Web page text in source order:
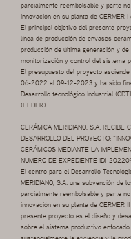
parcialmente reembolsable y parte
innovación en su planta de CERMER
El principal objetivo del presente
línea de producción de envases
producción de última generación y
monitorización y control del sistema
El presupuesto del proyecto
06-2022 al 09-12-2023 y ha sido
Desarrollo tecnológico Industrial
(FEDER).
CERÁMICA MERIDIANO, S.A. RECIBE
DESARROLLO DEL PROYECTO:
CERÁMICOS MEDIANTE LA
NUMERO DE EXPEDIENTE IDI-
El centro para el Desarrollo
MERIDIANO, S.A. una subvención de
parcialmente reembolsable y parte
innovación en su planta de CERMER
presente proyecto es el diseño y
sobre el sistema productivo